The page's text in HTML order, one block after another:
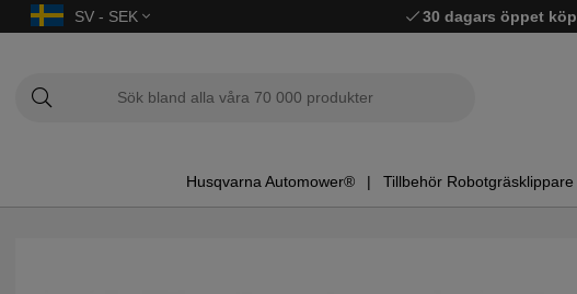
SV - SEK 30 dagars öppet köp
Husqvarna Automower® Tillbehör Robotgräsklippare